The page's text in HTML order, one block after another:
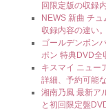
回限定版の収録
NEWS 新曲 チ
収録内容の違い
ゴールデンボン
ポン 特典DVD全
キスマイ ニュー
詳細、予約可能
湘南乃風 最新ア
と初回限定盤